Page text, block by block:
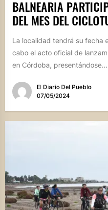
BALNEARIA
DEL MES DEL
La localidad tendrá su fecha
cabo el acto oficial de
en Córdoba, presentándose...
El Diario Del Pueblo
07/05/2024